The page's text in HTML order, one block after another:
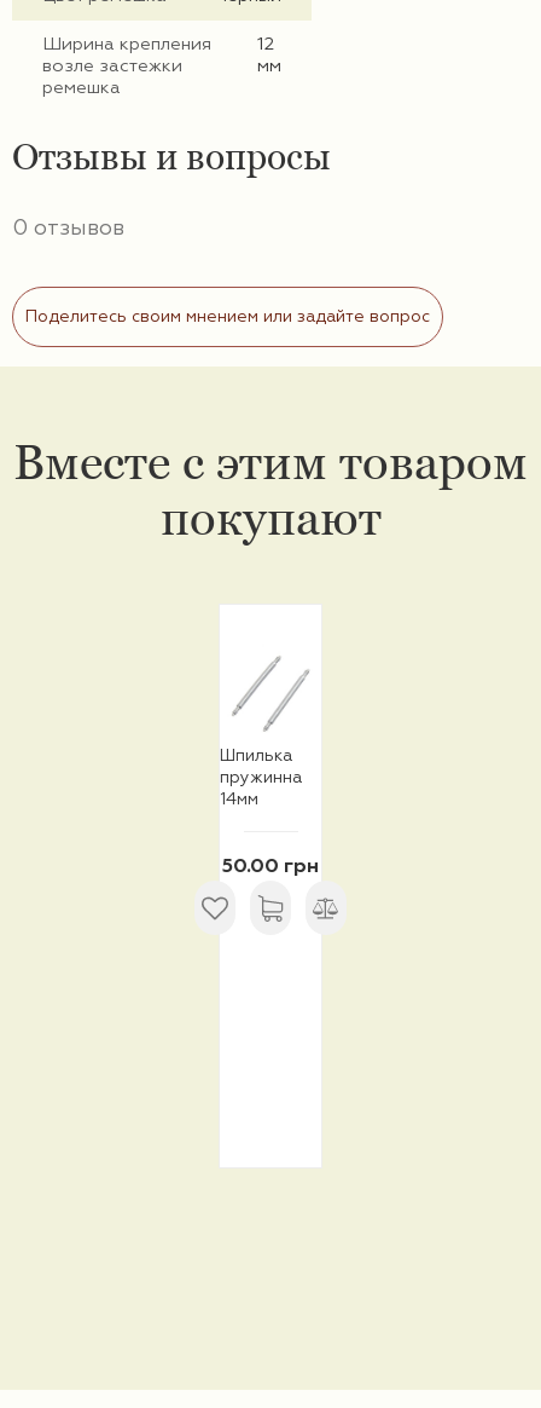
Ширина крепления
возле застежки
ремешка
12
мм
Отзывы и вопросы
0 отзывов
Поделитесь своим мнением или задайте вопрос
Вместе с этим товаром
покупают
Шпилька
пружинна
14мм
50.00 грн